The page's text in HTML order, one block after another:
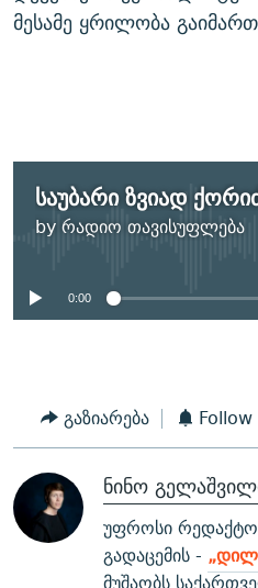
მესამე ყრილობა
საუბარი ზვიად
byრადიო თავისუფლება
No media
0:00
გაზიარება
ნინო
უფროსი
გადაცემის -